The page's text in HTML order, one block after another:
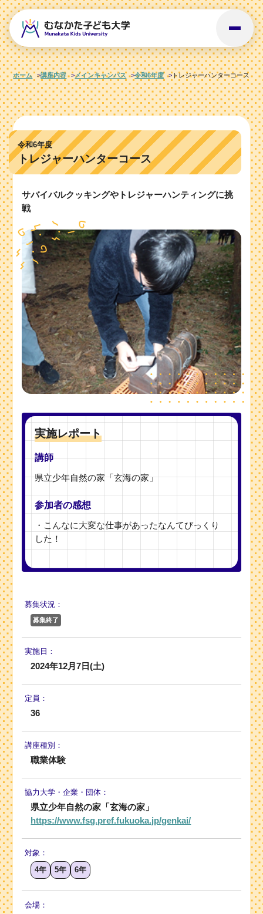
ホーム 講座内容 メインキャンパス 令和6年度 トレジャーハンターコース
令和6年度
トレジャーハンターコース
サバイバルクッキングやトレジャーハンティングに挑
戦
実施レポート
講師
県立少年自然の家「玄海の家」
参加者の感想
・こんなに大変な仕事があったなんてびっくり
した！
募集状況：
募集終了
実施日：
2024年12月7日(土)
定員：
36
講座種別：
職業体験
協力大学・企業・団体：
県立少年自然の家「玄海の家」
https://www.fsg.pref.fukuoka.jp/genkai/
対象：
4年
5年 6年
会場：